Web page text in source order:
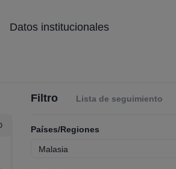
Datos institucionales
Filtro Lista de seguimiento
Países/Regiones
Malasia